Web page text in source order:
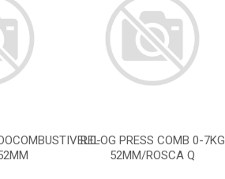
RELOG PRESS COMB 0-7KG
52MM/ROSCA Q